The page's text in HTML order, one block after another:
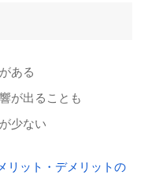
ある
が出ることも
少ない
リット・デメリットの